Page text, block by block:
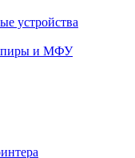
устройства
и МФУ